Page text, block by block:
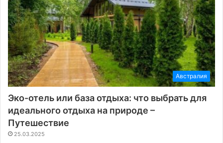
Австралия
Эко-отель или база отдыха: что выбрать для
идеального отдыха на природе –
Путешествие
25.03.2025